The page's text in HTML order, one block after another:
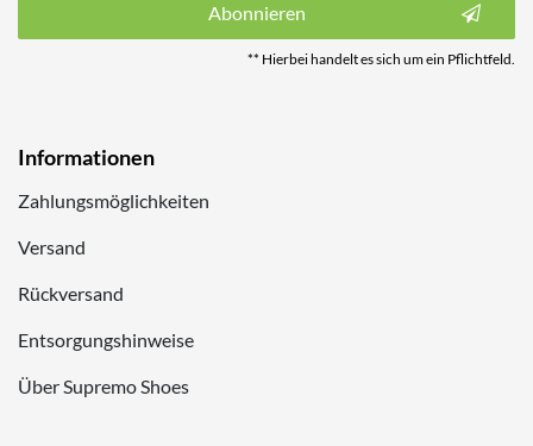
Abonnieren
** Hierbei handelt es sich um ein Pflichtfeld.
Informationen
Zahlungsmöglichkeiten
Versand
Rückversand
Entsorgungshinweise
Über Supremo Shoes